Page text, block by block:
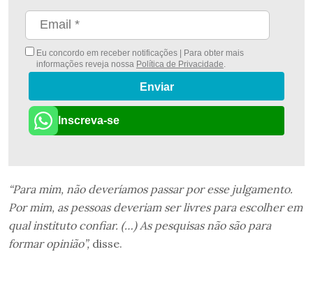
Eu concordo em receber notificações | Para obter mais
informações reveja nossa Política de Privacidade
Enviar
Inscreva-se
“Para mim, não deveríamos passar por esse julgamento.
Por mim, as pessoas deveriam ser livres para escolher em
qual instituto confiar. (…) As pesquisas não são para
formar opinião”, disse.